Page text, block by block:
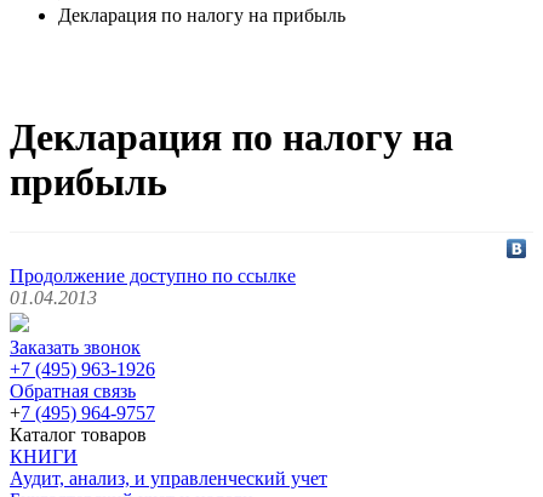
Декларация по налогу на прибыль
Декларация по налогу на
прибыль
Продолжение доступно по ссылке
01.04.2013
Заказать звонок
+7 (495) 963-1926
Обратная связь
+7 (495) 964-9757
Каталог товаров
КНИГИ
Аудит, анализ, и управленческий учет